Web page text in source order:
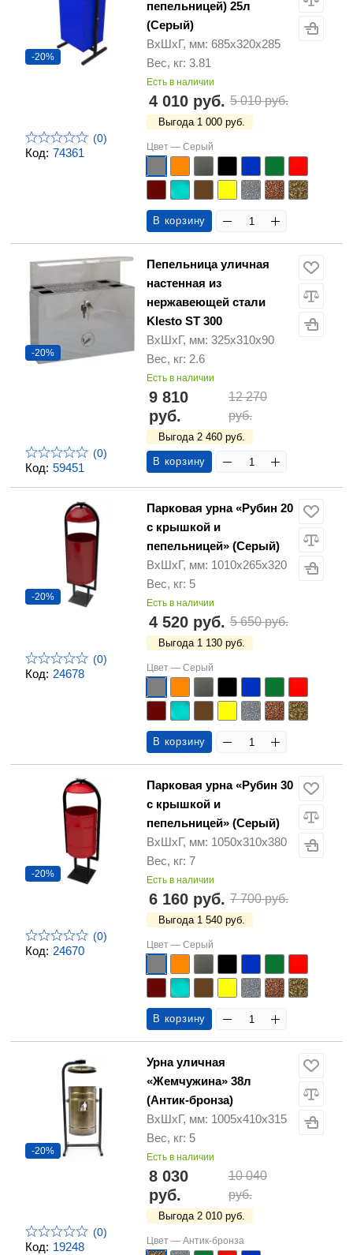
Код: 74361
-20%
(0)
пепельницей) 25л
(Серый)
ВхШхГ, мм: 685х320х285
Вес, кг: 3.81
Есть в наличии
4 010 руб. 5 010 руб.
Выгода 1 000 руб.
Цвет — Серый
В корзину
Код: 59451
-20%
(0)
Пепельница уличная
настенная из
нержавеющей стали
Klesto ST 300
ВхШхГ, мм: 325х310х90
Вес, кг: 2.6
Есть в наличии
9 810
руб.
12 270
руб.
Выгода 2 460 руб.
В корзину
Код: 24678
-20%
(0)
Парковая урна «Рубин 20
с крышкой и
пепельницей» (Серый)
ВхШхГ, мм: 1010х265х320
Вес, кг: 5
Есть в наличии
4 520 руб. 5 650 руб.
Выгода 1 130 руб.
Цвет — Серый
В корзину
Код: 24670
-20%
(0)
Парковая урна «Рубин 30
с крышкой и
пепельницей» (Серый)
ВхШхГ, мм: 1050х310х380
Вес, кг: 7
Есть в наличии
6 160 руб. 7 700 руб.
Выгода 1 540 руб.
Цвет — Серый
В корзину
Код: 19248
-20%
(0)
Урна уличная
«Жемчужина» 38л
(Антик-бронза)
ВхШхГ, мм: 1005х410х315
Вес, кг: 5
Есть в наличии
8 030
руб.
10 040
руб.
Выгода 2 010 руб.
Цвет — Антик-бронза